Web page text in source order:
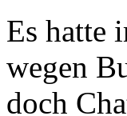
Es hatte
wegen
doch